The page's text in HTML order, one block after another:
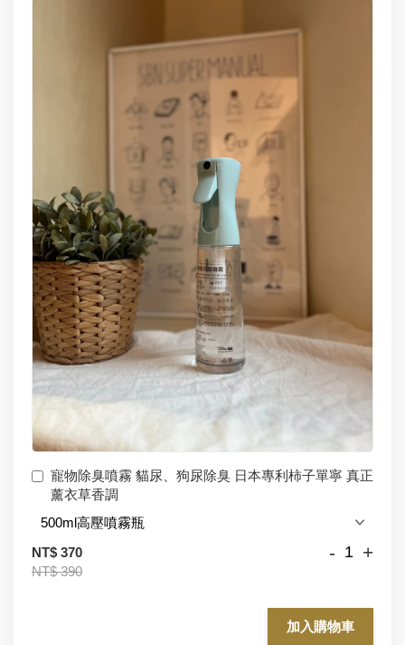
寵物除臭噴霧 貓尿、狗尿除臭 日本專利柿子單寧 真正
薰衣草香調
NT$ 370
NT$ 390
- +
加入購物車